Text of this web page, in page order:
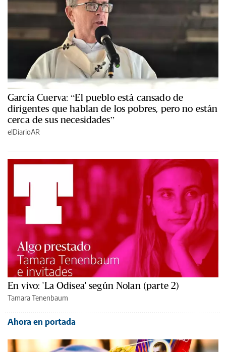
García Cuerva: “El pueblo está cansado de
dirigentes que hablan de los pobres, pero no están
cerca de sus necesidades”
elDiarioAR
En vivo: 'La Odisea' según Nolan (parte 2)
Tamara Tenenbaum
Ahora en portada